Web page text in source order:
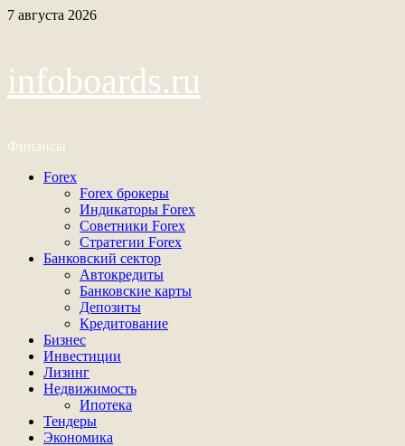
Перейти
7 августа 2026
infoboards.ru
Финансы
Основное
Forex
Forex брокеры
Индикаторы Forex
Советники Forex
Стратегии Forex
Банковский сектор
Автокредиты
Банковские карты
Депозиты
Кредитование
Бизнес
Инвестиции
Лизинг
Недвижимость
Ипотека
Тендеры
Экономика